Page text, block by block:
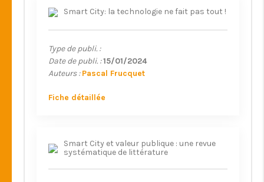
Smart City: la technologie ne fait pas tout !
Type de publi. :
Date de publi. :15/01/2024
Auteurs : Pascal Frucquet
Fiche détaillée
Smart City et valeur publique : une revue
systématique de littérature